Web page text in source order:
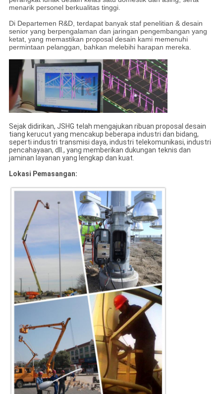
menarik personel berkualitas tinggi.
Di Departemen R&D, terdapat banyak staf penelitian & desain
senior yang berpengalaman dan jaringan pengembangan yang
ketat, yang memastikan proposal desain kami memenuhi
permintaan pelanggan, bahkan melebihi harapan mereka.
Sejak didirikan, JSHG telah mengajukan ribuan proposal desain
tiang kerucut yang mencakup beberapa industri dan bidang,
seperti industri transmisi daya, industri telekomunikasi, industri
pencahayaan, dll., yang memberikan dukungan teknis dan
jaminan layanan yang lengkap dan kuat.
Lokasi Pemasangan: